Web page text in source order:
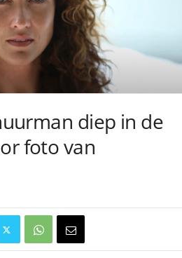
diep in de
foto van